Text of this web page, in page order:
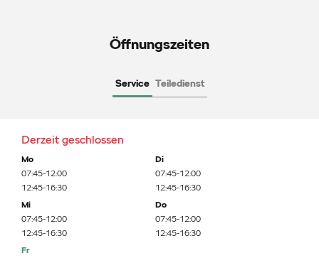
Öffnungszeiten
Service Teiledienst
Derzeit geschlossen
Mo
07:45-12:00
12:45-16:30
Di
07:45-12:00
12:45-16:30
Mi
07:45-12:00
12:45-16:30
Do
07:45-12:00
12:45-16:30
Fr